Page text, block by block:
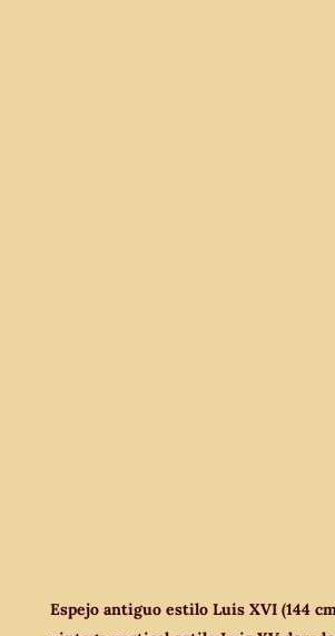
Espejo antiguo estilo Luis XVI (144